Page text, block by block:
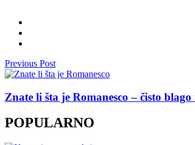
Previous Post
Znate li šta je Romanesco – čisto
POPULARNO